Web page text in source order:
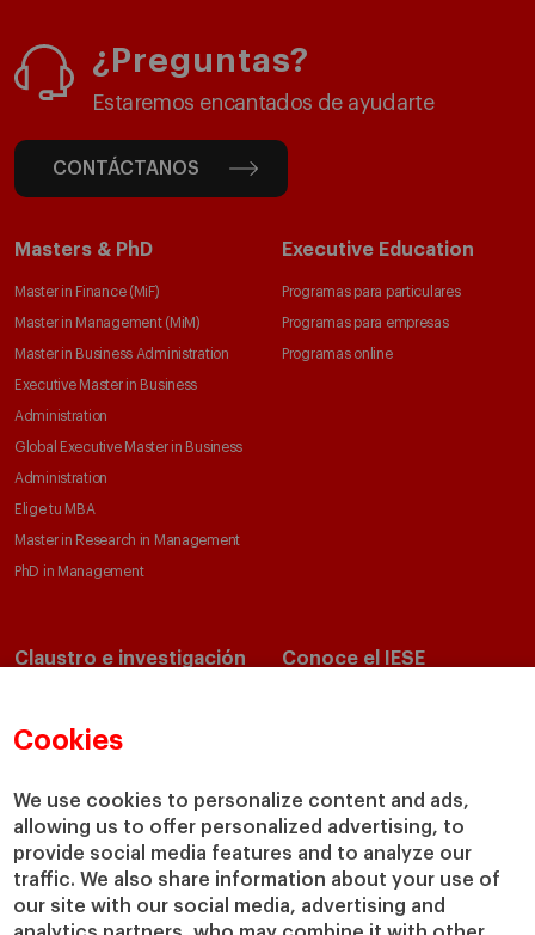
Cookies
We use cookies to personalize content and ads,
allowing us to offer personalized advertising, to
provide social media features and to analyze our
traffic. We also share information about your use of
our site with our social media, advertising and
¿Preguntas?
Estaremos encantados de ayudarte
CONTÁCTANOS
Masters & PhD
Master in Finance (MiF)
Master in Management (MiM)
Master in Business Administration
Executive Master in Business
Administration
Global Executive Master in Business
Administration
Elige tu MBA
Master in Research in Management
PhD in Management
Executive Education
Programas para particulares
Programas para empresas
Programas online
Claustro e investigación
Departamentos académicos
Cátedras
IESE Insight
IESE Publishing
Conoce el IESE
Nuestro impacto
Colabora con el IESE
Servicios
Biblioteca